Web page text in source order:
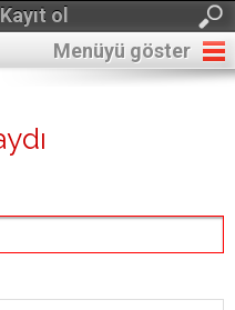
ol
Menüyü göster